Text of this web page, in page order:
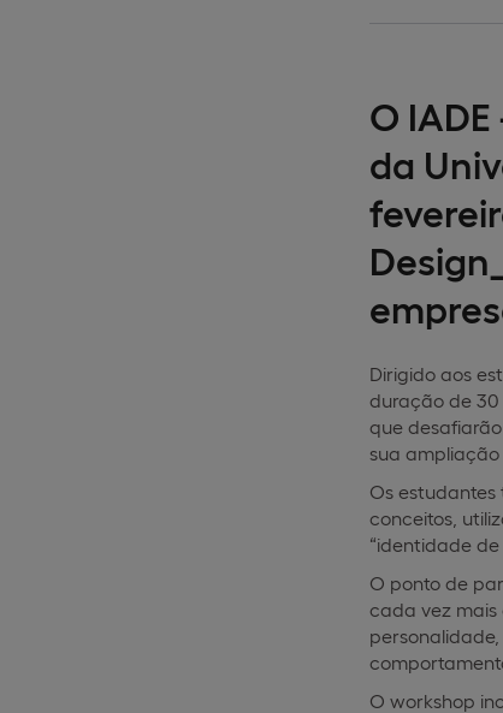
O
da
Dirigido aos
duração de 30
que
sua
Os
conceitos,
“identidade
O ponto de
cada vez mais
O workshop